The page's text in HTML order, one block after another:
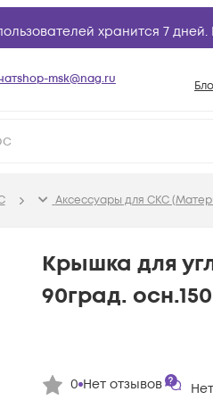
хранится 7
shop-msk@nag.ru
Аксессуары для СКС
Крышка для
90град.
0 Нет отзывов